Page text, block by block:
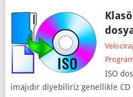
ISO
imajıdır diyebiliriz genellikle